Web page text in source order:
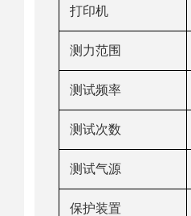
打印机
测力范围
测试频率
测试次数
测试气源
保护装置